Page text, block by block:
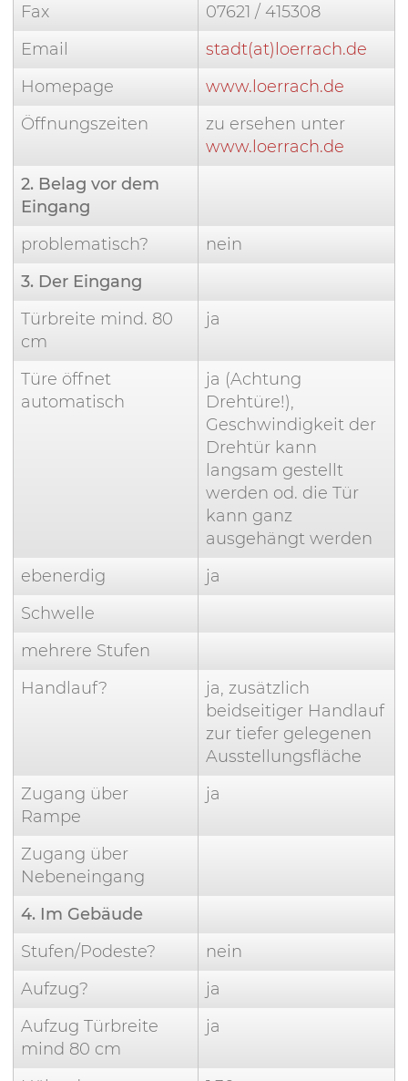
Fax
07621 / 415308
Email
stadt(at)loerrach.de
Homepage
www.loerrach.de
Öffnungszeiten
zu ersehen unter
www.loerrach.de
2. Belag vor dem
Eingang
problematisch?
nein
3. Der Eingang
Türbreite mind. 80
cm
ja
Türe öffnet
automatisch
ja (Achtung
Drehtüre!),
Geschwindigkeit der
Drehtür kann
langsam gestellt
werden od. die Tür
kann ganz
ausgehängt werden
ebenerdig
ja
Schwelle
mehrere Stufen
Handlauf?
ja, zusätzlich
beidseitiger Handlauf
zur tiefer gelegenen
Ausstellungsfläche
Zugang über
Rampe
ja
Zugang über
Nebeneingang
4. Im Gebäude
Stufen/Podeste?
nein
Aufzug?
ja
Aufzug Türbreite
mind 80 cm
ja